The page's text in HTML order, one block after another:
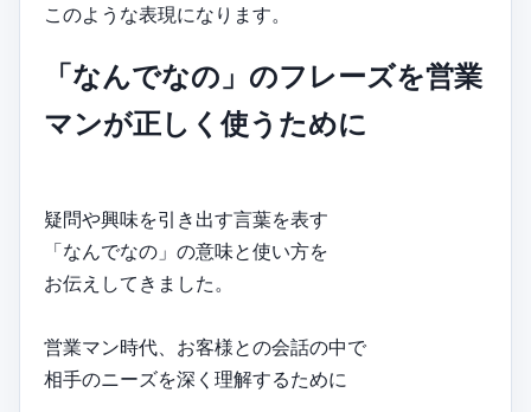
このような表現になります。
「なんでなの」のフレーズを営業
マンが正しく使うために
疑問や興味を引き出す言葉を表す
「なんでなの」の意味と使い方を
お伝えしてきました。
営業マン時代、お客様との会話の中で
相手のニーズを深く理解するために